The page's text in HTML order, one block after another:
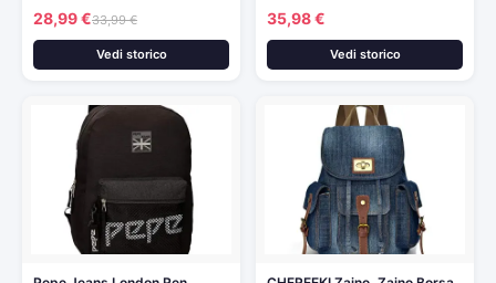
28,99 €33,99 €
Vedi storico
35,98 €
Vedi storico